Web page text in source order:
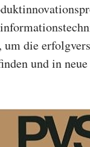
die
und in